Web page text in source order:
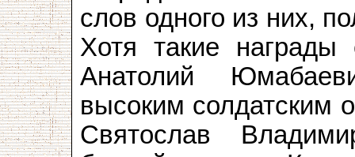
слов одного из них,
Хотя такие награды
Анатолий
высоким солдатским
Святослав